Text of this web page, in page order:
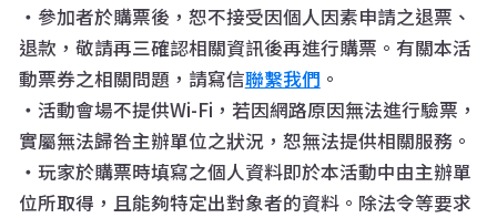
・參加者於購票後，恕不接受因個人因素申請之退票、
退款，敬請再三確認相關資訊後再進行購票。有關本活
動票券之相關問題，請寫信聯繫我們 。
・活動會場不提供Wi-Fi，若因網路原因無法進行驗票，
實屬無法歸咎主辦單位之狀況，恕無法提供相關服務。
・玩家於購票時填寫之個人資料即於本活動中由主辦單
位所取得，且能夠特定出對象者的資料。除法令等要求